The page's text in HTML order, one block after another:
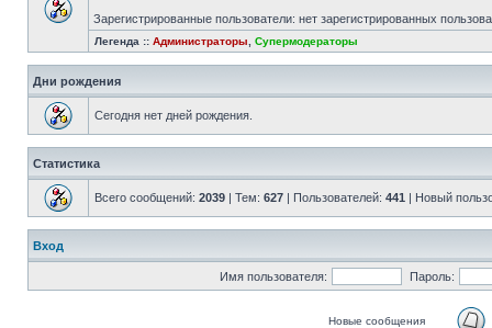
Зарегистрированные пользователи: нет зарегистрированных
Легенда :: Администраторы Супермодераторы
Дни рождения
Сегодня нет дней рождения.
Статистика
Всего сообщений: 2039 | Тем: 627 | Пользователей: 441 | Новый
Вход
Имя пользователя: Пароль:
Новые сообщения